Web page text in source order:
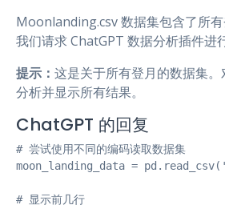
Moonlanding.csv 数据集包含了所
我们请求 ChatGPT 数据分析插件进
提示： 这是关于所有登月的数据集
分析并显示所有结果。
ChatGPT 的回复
# 尝试使用不同的编码读取数据集
moon_landing_data =
# 显示前几行